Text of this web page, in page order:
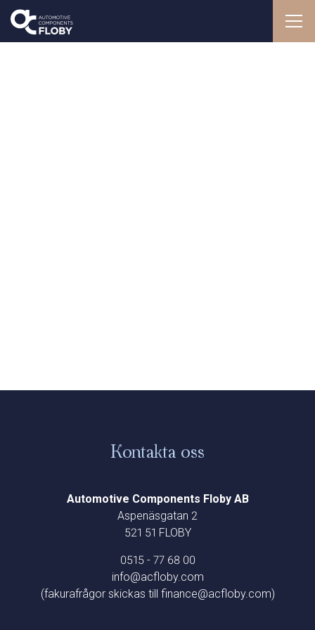
Kontakta oss
Automotive Components Floby AB
Aspenäsgatan 2
521 51 FLOBY
0515 - 77 68 00
info@acfloby.com
(fakurafrågor skickas till finance@acfloby.com)